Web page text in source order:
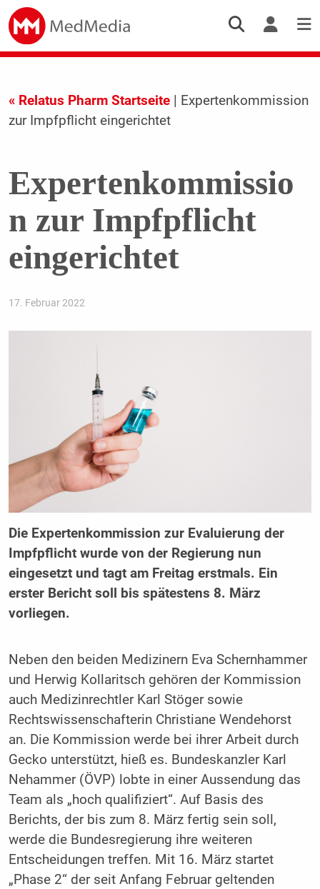
« Relatus Pharm Startseite| Expertenkommission
zur Impfpflicht eingerichtet
Expertenkommissio
n zur Impfpflicht
eingerichtet
17. Februar 2022
Die Expertenkommission zur Evaluierung der
Impfpflicht wurde von der Regierung nun
eingesetzt und tagt am Freitag erstmals. Ein
erster Bericht soll bis spätestens 8. März
vorliegen.
Neben den beiden Medizinern Eva Schernhammer
und Herwig Kollaritsch gehören der Kommission
auch Medizinrechtler Karl Stöger sowie
Rechtswissenschafterin Christiane Wendehorst
an. Die Kommission werde bei ihrer Arbeit durch
Gecko unterstützt, hieß es. Bundeskanzler Karl
Nehammer (ÖVP) lobte in einer Aussendung das
Team als „hoch qualifiziert“. Auf Basis des
Berichts, der bis zum 8. März fertig sein soll,
werde die Bundesregierung ihre weiteren
Entscheidungen treffen. Mit 16. März startet
„Phase 2“ der seit Anfang Februar geltenden